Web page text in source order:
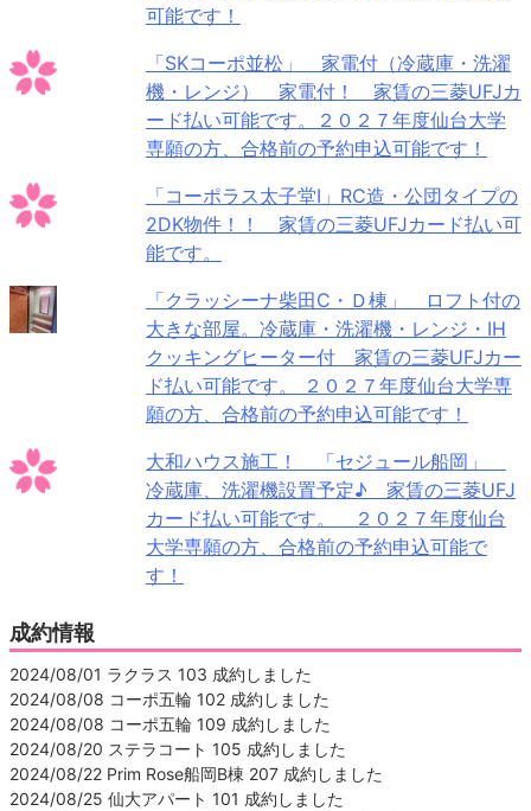
可能です！
「SKコーポ並松」 家電付（冷蔵庫・洗濯
機・レンジ） 家電付！ 家賃の三菱UFJカ
ード払い可能です。２０２７年度仙台大学
専願の方、合格前の予約申込可能です！
「コーポラス太子堂Ⅰ」RC造・公団タイプの
2DK物件！！ 家賃の三菱UFJカード払い可
能です。
「クラッシーナ柴田C・Ｄ棟」 ロフト付の
大きな部屋。冷蔵庫・洗濯機・レンジ・IH
クッキングヒーター付 家賃の三菱UFJカー
ド払い可能です。 ２０２７年度仙台大学専
願の方、合格前の予約申込可能です！
大和ハウス施工！ 「セジュール船岡」
冷蔵庫、洗濯機設置予定♪ 家賃の三菱UFJ
カード払い可能です。 ２０２７年度仙台
大学専願の方、合格前の予約申込可能で
す！
成約情報
2024/08/01 ラクラス 103 成約しました
2024/08/08 コーポ五輪 102 成約しました
2024/08/08 コーポ五輪 109 成約しました
2024/08/20 ステラコート 105 成約しました
2024/08/22 Prim Rose船岡B棟 207 成約しました
2024/08/25 仙大アパート 101 成約しました